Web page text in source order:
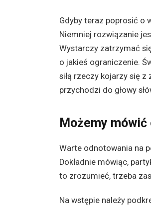
Gdyby teraz poprosić o
Niemniej rozwiązanie
Wystarczy zatrzymać
o jakieś ograniczenie.
siłą rzeczy kojarzy się
przychodzi do głowy
Możemy
Warte odnotowania na
Dokładnie mówiąc,
to zrozumieć, trzeba
Na wstępie należy